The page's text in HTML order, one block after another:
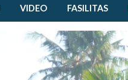
VIDEO FASILITAS